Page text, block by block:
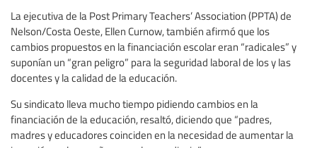
La ejecutiva de la Post Primary Teachers’ Association (PPTA) de
Nelson/Costa Oeste, Ellen Curnow, también afirmó que los
cambios propuestos en la financiación escolar eran “radicales” y
suponían un “gran peligro” para la seguridad laboral de los y las
docentes y la calidad de la educación.
Su sindicato lleva mucho tiempo pidiendo cambios en la
financiación de la educación, resaltó, diciendo que “padres,
madres y educadores coinciden en la necesidad de aumentar la